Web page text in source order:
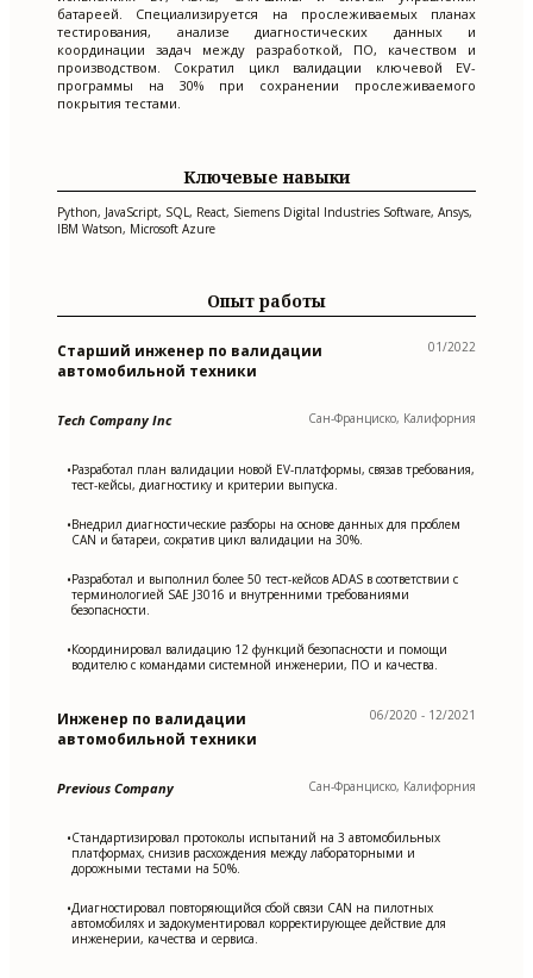
батареей. Специализируется на прослеживаемых планах
тестирования, анализе диагностических данных и
координации задач между разработкой, ПО, качеством и
производством. Сократил цикл валидации ключевой EV-
программы на 30% при сохранении прослеживаемого
покрытия тестами.
Ключевые навыки
Python, JavaScript, SQL, React, Siemens Digital Industries Software, Ansys,
IBM Watson, Microsoft Azure
Опыт работы
Старший инженер по валидации
автомобильной техники
01/2022
Tech Company Inc Сан-Франциско, Калифорния
•Разработал план валидации новой EV-платформы, связав требования,
тест-кейсы, диагностику и критерии выпуска.
•Внедрил диагностические разборы на основе данных для проблем
CAN и батареи, сократив цикл валидации на 30%.
•Разработал и выполнил более 50 тест-кейсов ADAS в соответствии с
терминологией SAE J3016 и внутренними требованиями
безопасности.
•Координировал валидацию 12 функций безопасности и помощи
водителю с командами системной инженерии, ПО и качества.
Инженер по валидации
автомобильной техники
06/2020 - 12/2021
Previous Company Сан-Франциско, Калифорния
•Стандартизировал протоколы испытаний на 3 автомобильных
платформах, снизив расхождения между лабораторными и
дорожными тестами на 50%.
•Диагностировал повторяющийся сбой связи CAN на пилотных
автомобилях и задокументировал корректирующее действие для
инженерии, качества и сервиса.